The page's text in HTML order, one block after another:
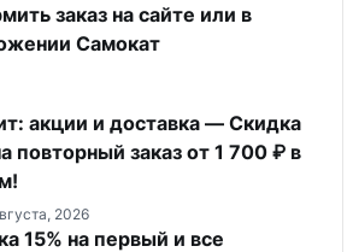
заказ на сайте или в
Самокат
акции и доставка — Скидка
повторный заказ от 1 700 ₽ в
2026
15% на первый и все